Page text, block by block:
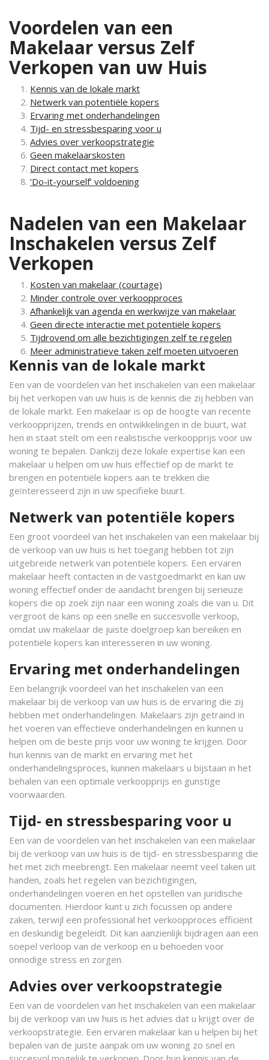
Voordelen van een
Makelaar versus Zelf
Verkopen van uw Huis
Kennis van de lokale markt
Netwerk van potentiële kopers
Ervaring met onderhandelingen
Tijd- en stressbesparing voor u
Advies over verkoopstrategie
Geen makelaarskosten
Direct contact met kopers
‘Do-it-yourself’ voldoening
Nadelen van een Makelaar
Inschakelen versus Zelf
Verkopen
Kosten van makelaar (courtage)
Minder controle over verkoopproces
Afhankelijk van agenda en werkwijze van makelaar
Geen directe interactie met potentiële kopers
Tijdrovend om alle bezichtigingen zelf te regelen
Meer administratieve taken zelf moeten uitvoeren
Kennis van de lokale markt
Een van de voordelen van het inschakelen van een makelaar
bij het verkopen van uw huis is de kennis die zij hebben van
de lokale markt. Een makelaar is op de hoogte van recente
verkoopprijzen, trends en ontwikkelingen in de buurt, wat
hen in staat stelt om een realistische verkoopprijs voor uw
woning te bepalen. Dankzij deze lokale expertise kan een
makelaar u helpen om uw huis effectief op de markt te
brengen en potentiële kopers aan te trekken die
geïnteresseerd zijn in uw specifieke buurt.
Netwerk van potentiële kopers
Een groot voordeel van het inschakelen van een makelaar bij
de verkoop van uw huis is het toegang hebben tot zijn
uitgebreide netwerk van potentiële kopers. Een ervaren
makelaar heeft contacten in de vastgoedmarkt en kan uw
woning effectief onder de aandacht brengen bij serieuze
kopers die op zoek zijn naar een woning zoals die van u. Dit
vergroot de kans op een snelle en succesvolle verkoop,
omdat uw makelaar de juiste doelgroep kan bereiken en
potentiële kopers kan interesseren in uw woning.
Ervaring met onderhandelingen
Een belangrijk voordeel van het inschakelen van een
makelaar bij de verkoop van uw huis is de ervaring die zij
hebben met onderhandelingen. Makelaars zijn getraind in
het voeren van effectieve onderhandelingen en kunnen u
helpen om de beste prijs voor uw woning te krijgen. Door
hun kennis van de markt en ervaring met het
onderhandelingsproces, kunnen makelaars u bijstaan in het
behalen van een optimale verkoopprijs en gunstige
voorwaarden.
Tijd- en stressbesparing voor u
Een van de voordelen van het inschakelen van een makelaar
bij de verkoop van uw huis is de tijd- en stressbesparing die
het met zich meebrengt. Een makelaar neemt veel taken uit
handen, zoals het regelen van bezichtigingen,
onderhandelingen voeren en het opstellen van juridische
documenten. Hierdoor kunt u zich focussen op andere
zaken, terwijl een professional het verkoopproces efficiënt
en deskundig begeleidt. Dit kan aanzienlijk bijdragen aan een
soepel verloop van de verkoop en u behoeden voor
onnodige stress en zorgen.
Advies over verkoopstrategie
Een van de voordelen van het inschakelen van een makelaar
bij de verkoop van uw huis is het advies dat u krijgt over de
verkoopstrategie. Een ervaren makelaar kan u helpen bij het
bepalen van de juiste aanpak om uw woning zo snel en